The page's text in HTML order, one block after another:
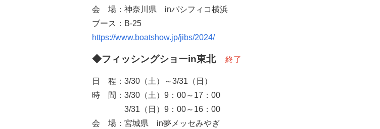
会 場：神奈川県 inパシフィコ横浜
ブース：B-25
https://www.boatshow.jp/jibs/2024/
◆フィッシングショーin東北 終了
日 程： 3/30 （土）～3/31（日）
時 間：3/30（土） 9 ： 00～ 17 ： 00
3/31（日） 9 ： 00～ 16 ： 00
会 場：宮城県 in夢メッセみやぎ